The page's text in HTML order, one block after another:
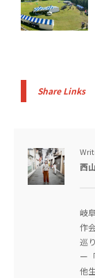
Share Links
西
岐
作
巡
ー
他